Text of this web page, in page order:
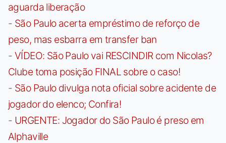
aguarda liberação
- São Paulo acerta empréstimo de reforço de
peso, mas esbarra em transfer ban
- VÍDEO: São Paulo vai RESCINDIR com Nicolas?
Clube toma posição FINAL sobre o caso!
- São Paulo divulga nota oficial sobre acidente de
jogador do elenco; Confira!
- URGENTE: Jogador do São Paulo é preso em
Alphaville